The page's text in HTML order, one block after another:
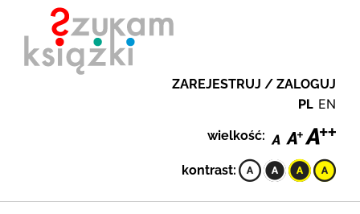
ZAREJESTRUJ / ZALOGUJ
PL EN
wielkość:
kontrast: